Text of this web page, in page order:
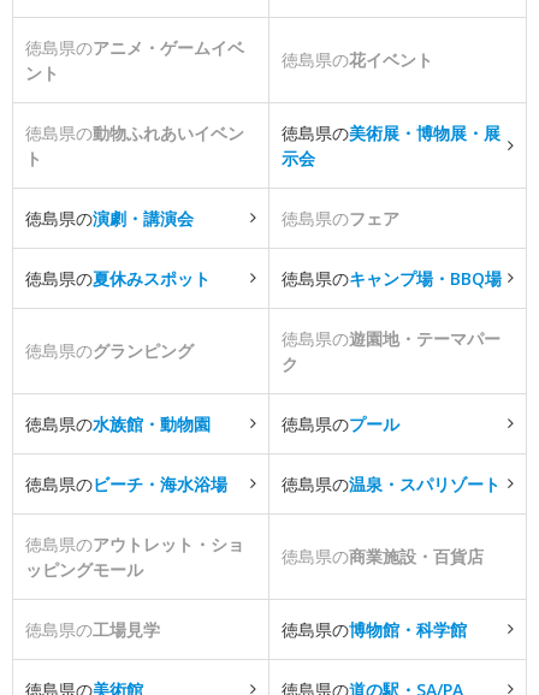
徳島県のアニメ・ゲームイベ
ント
徳島県の花イベント
徳島県の動物ふれあいイベン
ト
徳島県の美術展・博物展・展
示会
徳島県の演劇・講演会 徳島県のフェア
徳島県の夏休みスポット 徳島県のキャンプ場・BBQ場
徳島県のグランピング
徳島県の遊園地・テーマパー
ク
徳島県の水族館・動物園 徳島県のプール
徳島県のビーチ・海水浴場 徳島県の温泉・スパリゾート
徳島県のアウトレット・ショ
ッピングモール
徳島県の商業施設・百貨店
徳島県の工場見学 徳島県の博物館・科学館
徳島県の美術館 徳島県の道の駅・SA/PA